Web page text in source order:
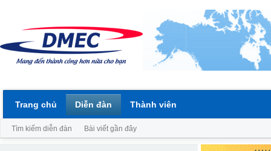
Trang chủ Diễn đàn
Tìm kiếm diễn đàn Bài viết gần đây
Thành viên